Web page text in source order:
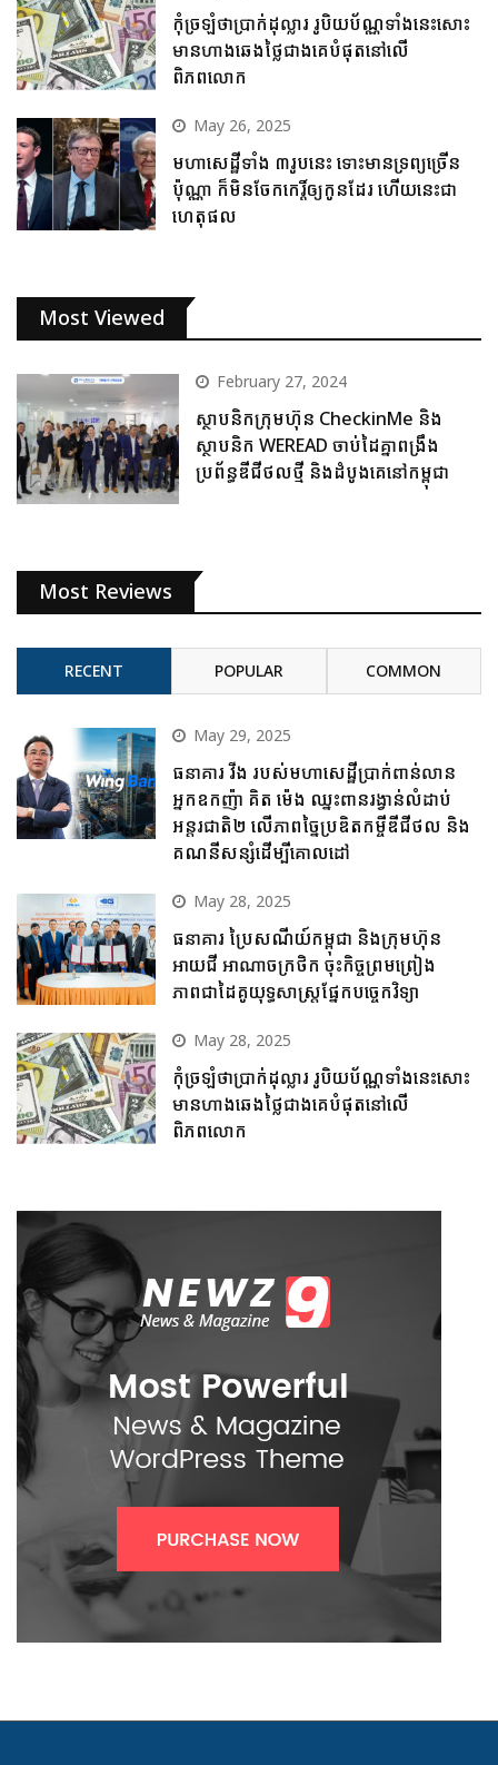
កុំច្រឡំថាប្រាក់ដុល្លារ រូបិយប័ណ្ណទាំងនេះសោះ
មានហាងឆេងថ្លៃជាងគេបំផុតនៅលើ
ពិភពលោក
May 26, 2025
មហាសេដ្ឋីទាំង ៣រូបនេះ ទោះមានទ្រព្យច្រើន
ប៉ុណ្ណា ក៏មិនចែកកេរ្តិ៍ឲ្យកូនដែរ ហើយនេះជា
ហេតុផល
Most Viewed
February 27, 2024
ស្ថាបនិកក្រុមហ៊ុន CheckinMe និង
ស្ថាបនិក WEREAD ចាប់ដៃគ្នាពង្រឹង
ប្រព័ន្ធឌីជីថលថ្មី និងដំបូងគេនៅកម្ពុជា
Most Reviews
RECENT POPULAR COMMON
May 29, 2025
ធនាគារ វីង របស់មហាសេដ្ឋីប្រាក់ពាន់លាន
អ្នកឧកញ៉ា គិត ម៉េង ឈ្នះពានរង្វាន់លំដាប់
អន្តរជាតិ២ លើភាពច្នៃប្រឌិតកម្ចីឌីជីថល និង
គណនីសន្សំដើម្បីគោលដៅ
May 28, 2025
ធនាគារ ប្រៃសណីយ៍កម្ពុជា និងក្រុមហ៊ុន
អាយជី អាណាចក្រថិក ចុះកិច្ចព្រមព្រៀង
ភាពជាដៃគូយុទ្ធសាស្ត្រផ្នែកបច្ចេកវិទ្យា
May 28, 2025
កុំច្រឡំថាប្រាក់ដុល្លារ រូបិយប័ណ្ណទាំងនេះសោះ
មានហាងឆេងថ្លៃជាងគេបំផុតនៅលើ
ពិភពលោក